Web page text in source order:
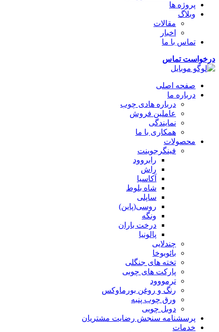
پروژه ها
وبلاگ
مقالات
اخبار
تماس با ما
درخواست تماس
صفحه اصلی
درباره ما
درباره هادی چوب
عاملین فروش
نمایندگی
همکاری با ما
محصولات
فینگرجوینت
رابروود
راش
آکاسیا
شاه بلوط
ساپلی
روسی(پاین)
ونگه
درخت باران
پالونیا
چندلایی
بائوبوخا
تخته های جنگلی
پارکت های چوبی
ترمووود
رنگ و روغن بورماوکس
ورق چوب پنبه
دوبل چوبی
پرسشنامه سنجش رضایت مشتریان
خدمات